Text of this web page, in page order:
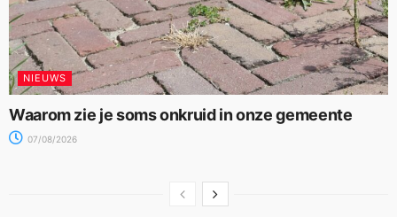
NIEUWS
Waarom zie je soms onkruid in onze gemeente
07/08/2026